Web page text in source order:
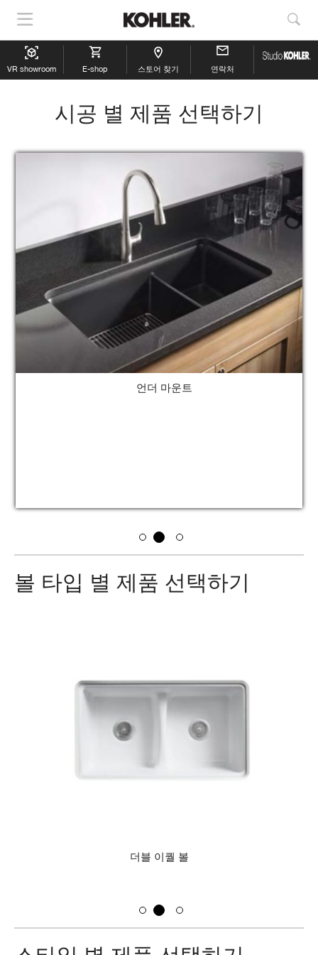
내
비
게
이
검
색
보
VR showroom E-shop 스토어 찾기 연락처
시공 별 제품 선택하기
언더 마운트
볼 타입 별 제품 선택하기
더블 이퀄 볼